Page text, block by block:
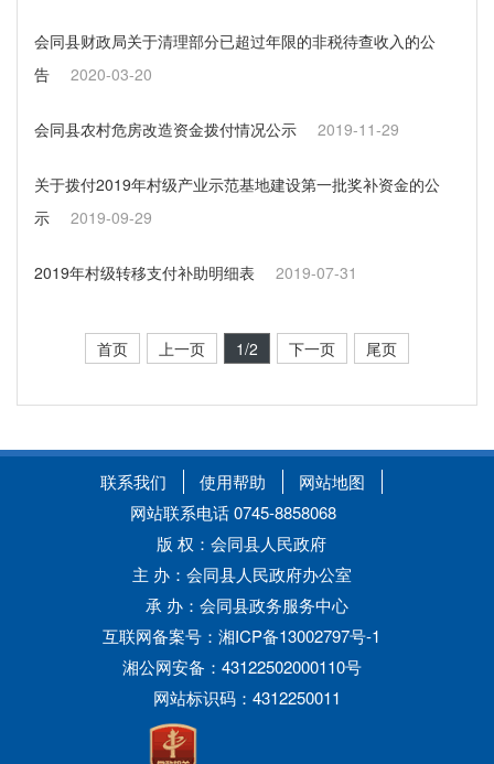
会同县财政局关于清理部分已超过年限的非税待查收入的公
告
2020-03-20
会同县农村危房改造资金拨付情况公示 2019-11-29
关于拨付2019年村级产业示范基地建设第一批奖补资金的公
示
2019-09-29
2019年村级转移支付补助明细表 2019-07-31
首页 上一页 1/2 下一页 尾页
联系我们 使用帮助
网站地图
网站联系电话 0745-8858068
版 权：会同县人民政府
主 办：会同县人民政府办公室
承 办：会同县政务服务中心
互联网备案号：湘ICP备13002797号-1
湘公网安备：43122502000110号
网站标识码：4312250011